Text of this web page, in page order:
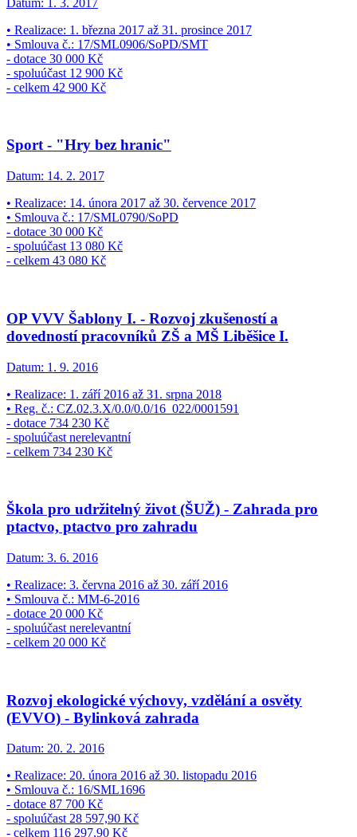
• Realizace: 1. března 2017 až 31. prosince 2017
• Smlouva č.: 17/SML0906/SoPD/SMT
- dotace 30 000 Kč
- spoluúčast 12 900 Kč
- celkem 42 900 Kč
Sport - "Hry bez hranic"
Datum: 14. 2. 2017
• Realizace: 14. února 2017 až 30. července 2017
• Smlouva č.: 17/SML0790/SoPD
- dotace 30 000 Kč
- spoluúčast 13 080 Kč
- celkem 43 080 Kč
OP VVV Šablony I. - Rozvoj zkušeností a
dovedností pracovníků ZŠ a MŠ Liběšice I.
Datum: 1. 9. 2016
• Realizace: 1. září 2016 až 31. srpna 2018
• Reg. č.: CZ.02.3.X/0.0/0.0/16_022/0001591
- dotace 734 230 Kč
- spoluúčast nerelevantní
- celkem 734 230 Kč
Škola pro udržitelný život (ŠUŽ) - Zahrada pro
ptactvo, ptactvo pro zahradu
Datum: 3. 6. 2016
• Realizace: 3. června 2016 až 30. září 2016
• Smlouva č.: MM-6-2016
- dotace 20 000 Kč
- spoluúčast nerelevantní
- celkem 20 000 Kč
Rozvoj ekologické výchovy, vzdělání a osvěty
(EVVO) - Bylinková zahrada
Datum: 20. 2. 2016
• Realizace: 20. února 2016 až 30. listopadu 2016
• Smlouva č.: 16/SML1696
- dotace 87 700 Kč
- spoluúčast 28 597,90 Kč
- celkem 116 297,90 Kč